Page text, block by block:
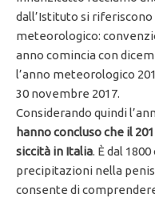
dall’Istituto si
meteorologico:
anno comincia con
l’anno meteorologico
30 novembre 2017.
Considerando quindi
hanno concluso che il
siccità in Italia. È dal
precipitazioni nella
consente di